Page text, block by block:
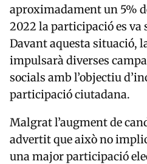
aproximadament un 5%
2022 la participació es va
Davant aquesta situació,
impulsarà diverses
socials amb l’objectiu
participació ciutadana.
Malgrat l’augment de
advertit que això no
una major participació